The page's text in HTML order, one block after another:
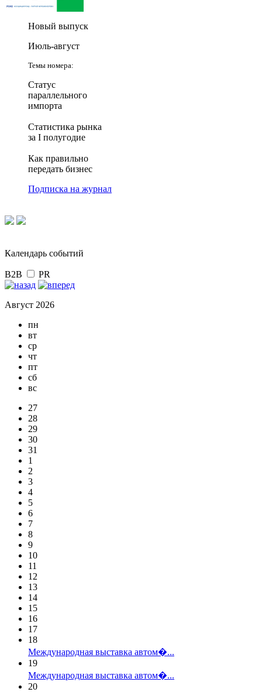
Новый выпуск
Июль-август
Темы номера:
Статус
параллельного
импорта
Статистика рынка
за I полугодие
Как правильно
передать бизнес
Подписка на журнал
Календарь событий
B2B PR
Август 2026
пн
вт
ср
чт
пт
сб
вс
27
28
29
30
31
1
2
3
4
5
6
7
8
9
10
11
12
13
14
15
16
17
18
Международная выставка автом�...
19
Международная выставка автом�...
20